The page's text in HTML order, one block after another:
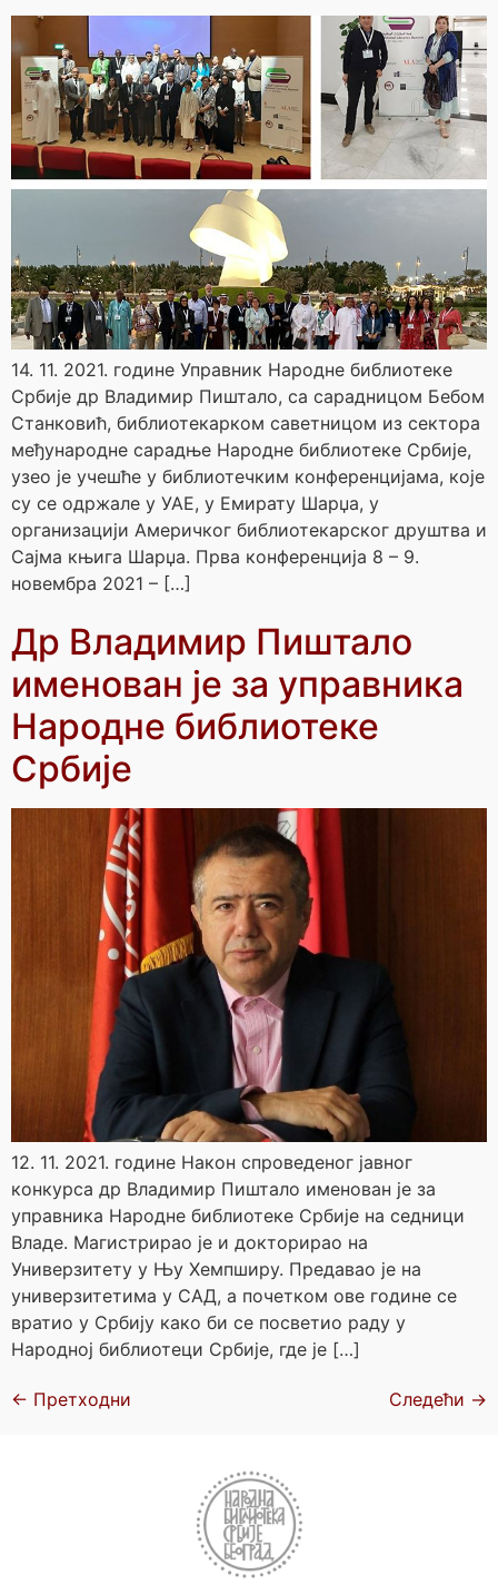
14. 11. 2021. године Управник Народне библиотеке
Србије др Владимир Пиштало, са сарадницом Бебом
Станковић, библиотекарком саветницом из сектора
међународне сарадње Народне библиотеке Србије,
узео је учешће у библиотечким конференцијама, које
су се одржале у УАЕ, у Емирату Шарџа, у
организацији Америчког библиотекарског друштва и
Сајма књига Шарџа. Прва конференција 8 – 9.
новембра 2021 – […]
Др Владимир Пиштало
именован је за управника
Народне библиотеке
Србије
12. 11. 2021. године Након спроведеног јавног
конкурса др Владимир Пиштало именован је за
управника Народне библиотеке Србије на седници
Владе. Магистрирао је и докторирао на
Универзитету у Њу Хемпширу. Предавао је на
универзитетима у САД, а почетком ове године се
вратио у Србију како би се посветио раду у
Народној библиотеци Србије, где је […]
← Претходни Следећи →